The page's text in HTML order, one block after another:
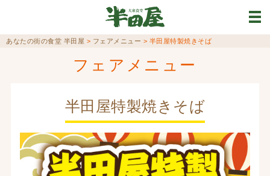
あなたの街の食堂 半田屋 > フェアメニュー > 半田屋特製焼きそば
フェアメニュー
半田屋特製焼きそば